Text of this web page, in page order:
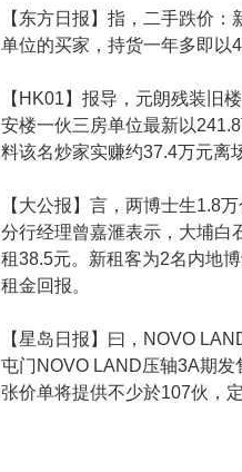
【东方日报】指，二手跌价
单位的买家，持货一年多即以
【HK01】报导，元朗残装旧
安楼一伙三房单位最新以
料该名炒家实赚约37.4万元离
【大公报】言，两博士生1.8
分行经理曾嘉滙表示，大埔白
租38.5元。新租客为2名内地
租金回报。
【星岛日报】曰，NOVO
屯门NOVO LAND压轴3A期
张价单将提供不少於107伙，